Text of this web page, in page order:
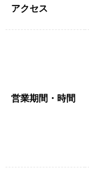
アクセス
営業期間・時間